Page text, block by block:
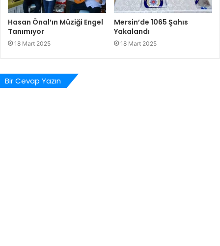
Hasan Önal’ın Müziği Engel
Tanımıyor
18 Mart 2025
Mersin’de 1065 Şahıs
Yakalandı
18 Mart 2025
Bir Cevap Yazın